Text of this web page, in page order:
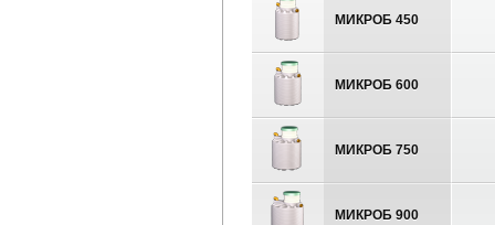
МИКРОБ 450
МИКРОБ 600
МИКРОБ 750
МИКРОБ 900